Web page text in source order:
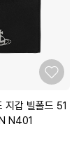
지갑 빌폴드 51
N401